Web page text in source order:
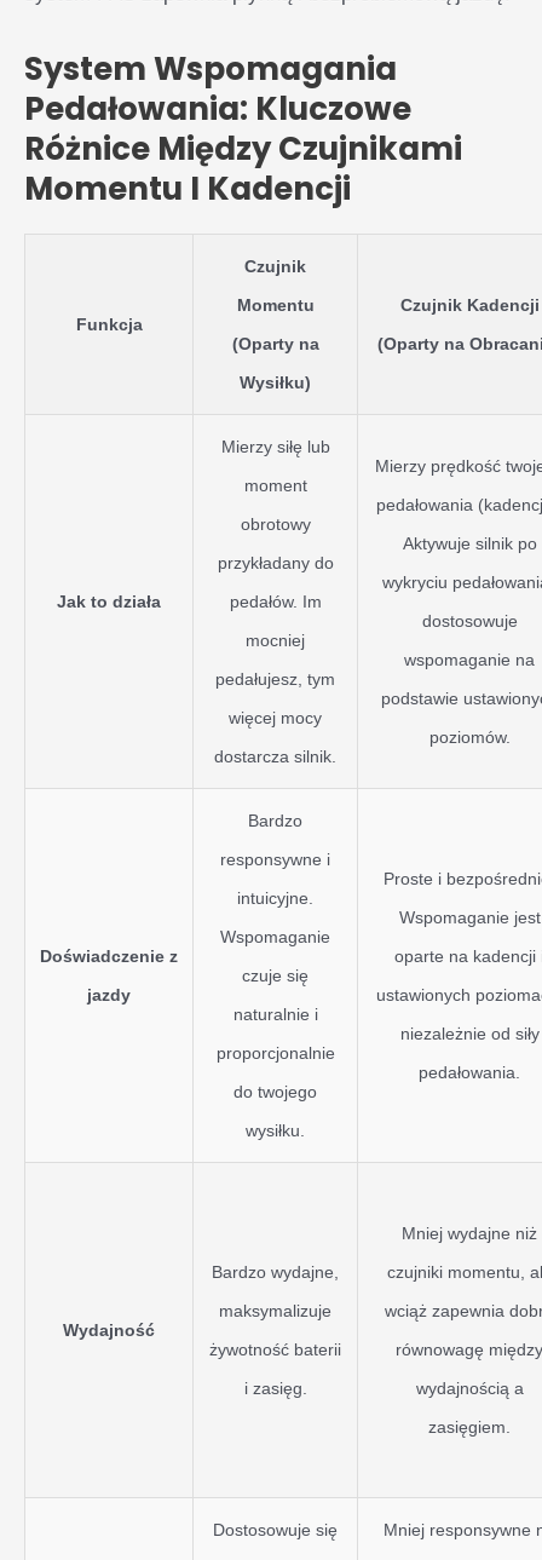
System Wspomagania
Pedałowania: Kluczowe
Różnice Między Czujnikami
Momentu I Kadencji
Funkcja
Czujnik
Momentu
(Oparty na
Wysiłku)
Czujnik Kadencji
(Oparty na
Jak to działa
Mierzy siłę lub
moment
obrotowy
przykładany do
pedałów. Im
mocniej
pedałujesz, tym
więcej mocy
dostarcza silnik.
Mierzy prędkość
pedałowania
Aktywuje silnik po
wykryciu
dostosowuje
wspomaganie na
podstawie
poziomów.
Doświadczenie z
jazdy
Bardzo
responsywne i
intuicyjne.
Wspomaganie
czuje się
naturalnie i
proporcjonalnie
do twojego
wysiłku.
Proste i
Wspomaganie jest
oparte na kadencji
ustawionych
niezależnie od siły
pedałowania.
Wydajność
Bardzo wydajne,
maksymalizuje
żywotność baterii
i zasięg.
Mniej wydajne niż
czujniki momentu,
wciąż zapewnia
równowagę między
wydajnością a
zasięgiem.
Dostosowuje się
Mniej responsywne